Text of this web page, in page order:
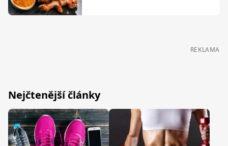
REKLAMA
Nejčtenější články